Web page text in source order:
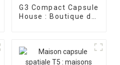
G3 Compact Capsule
House : Boutique de